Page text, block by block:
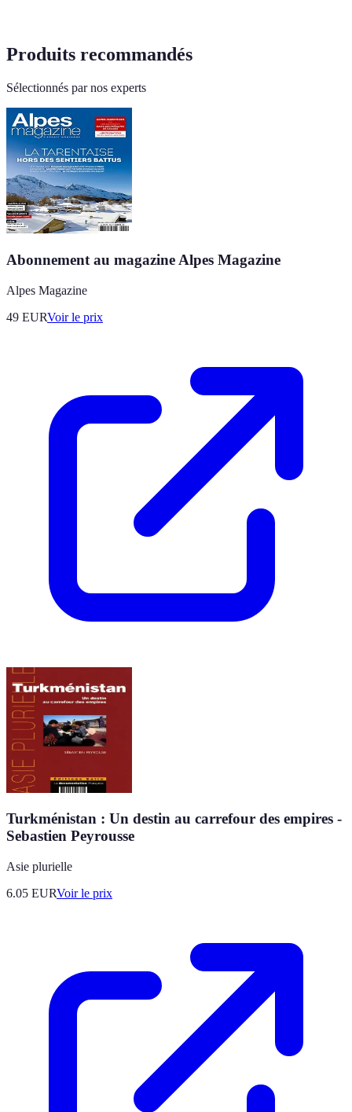
Produits recommandés
Sélectionnés par nos experts
Abonnement au magazine Alpes Magazine
Alpes Magazine
49 EURVoir le prix
Turkménistan : Un destin au carrefour des empires -
Sebastien Peyrousse
Asie plurielle
6.05 EURVoir le prix